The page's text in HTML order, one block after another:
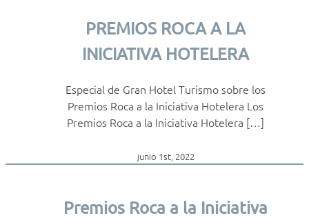
PREMIOS ROCA A LA
INICIATIVA HOTELERA
Especial de Gran Hotel Turismo sobre los
Premios Roca a la Iniciativa Hotelera Los
Premios Roca a la Iniciativa Hotelera […]
junio 1st, 2022
Premios Roca a la Iniciativa